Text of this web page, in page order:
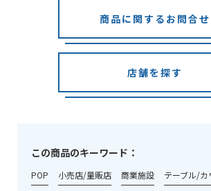
商品に関するお問合せ
店舗を探す
この商品のキーワード：
POP 小売店/量販店 商業施設 テーブル/カ